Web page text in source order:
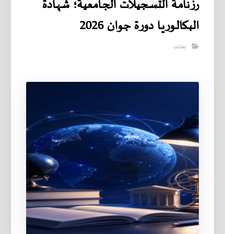
رزنامـة التسـجيـلات الجـامعية؛ شهـادة
البـكالـوريـا دورة جوان 2026
إعلانات